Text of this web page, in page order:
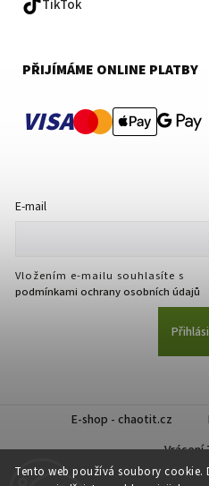
Tento web používá soubory
TikTok
PŘIJÍMÁME ONLINE PLATBY
VISA
E-mail
Vložením e-mailu souhlasíte s
podmínkami ochrany osobních údajů
E-shop - chaotit.cz
Vrácení